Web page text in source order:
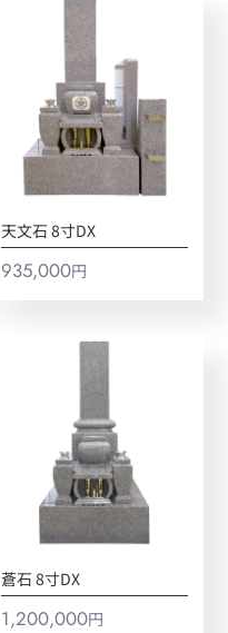
天文石 8寸DX
935,000円
蒼石 8寸DX
1,200,000円